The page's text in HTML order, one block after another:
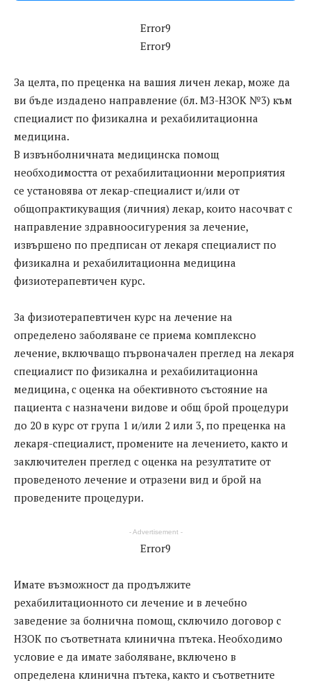
Error9
Error9
За целта, по преценка на вашия личен лекар, може да
ви бъде издадено направление (бл. МЗ-НЗОК №3) към
специалист по физикална и рехабилитационна
медицина.
В извънболничната медицинска помощ
необходимостта от рехабилитационни мероприятия
се установява от лекар-специалист и/или от
общопрактикуващия (личния) лекар, които насочват с
направление здравноосигурения за лечение,
извършено по предписан от лекаря специалист по
физикална и рехабилитационна медицина
физиотерапевтичен курс.
За физиотерапевтичен курс на лечение на
определено заболяване се приема комплексно
лечение, включващо първоначален преглед на лекаря
специалист по физикална и рехабилитационна
медицина, с оценка на обективното състояние на
пациента с назначени видове и общ брой процедури
до 20 в курс от група 1 и/или 2 или 3, по преценка на
лекаря-специалист, промените на лечението, както и
заключителен преглед с оценка на резултатите от
проведеното лечение и отразени вид и брой на
проведените процедури.
- Advertisement -
Error9
Имате възможност да продължите
рехабилитационното си лечение и в лечебно
заведение за болнична помощ, сключило договор с
НЗОК по съответната клинична пътека. Необходимо
условие е да имате заболяване, включено в
определена клинична пътека, както и съответните